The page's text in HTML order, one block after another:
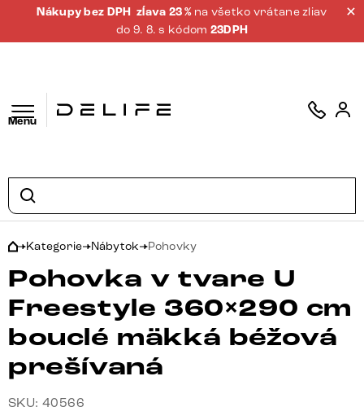
Nákupy bez DPH zĺava 23 % na všetko vrátane zliav
do 9. 8. s kódom 23DPH
Menu
Kategorie Nábytok Pohovky
Pohovka v tvare U
Freestyle 360×290 cm
bouclé mäkká béžová
prešívaná
SKU: 40566